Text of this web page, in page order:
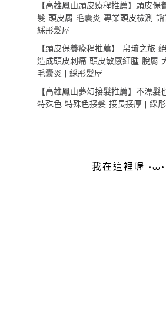
【高雄鳳山頭皮療程推薦】頭皮
髮 頭皮屑 毛囊炎 專業頭皮檢測
綵彤髮屋
【頭皮保養療程推薦】 帛琉之旅
造成頭皮刺痛 頭皮敏感紅腫 脫屑
毛囊炎 | 綵彤髮屋
【高雄鳳山夢幻接髮推薦】不漂髮
特殊色 特殊色接髮 接長接厚 | 綵
我在這裡喔